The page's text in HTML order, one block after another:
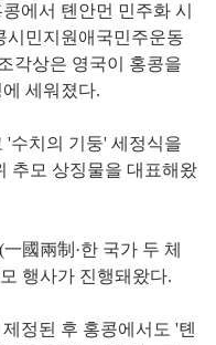
에서 톈안먼 민주화 시
시민지원애국민주운동
각상은 영국이 홍콩을
세워졌다.
'수치의 기둥' 세정식을
추모 상징물을 대표해왔
國兩制·한 국가 두 체
행사가 진행돼왔다.
정된 후 홍콩에서도 '톈